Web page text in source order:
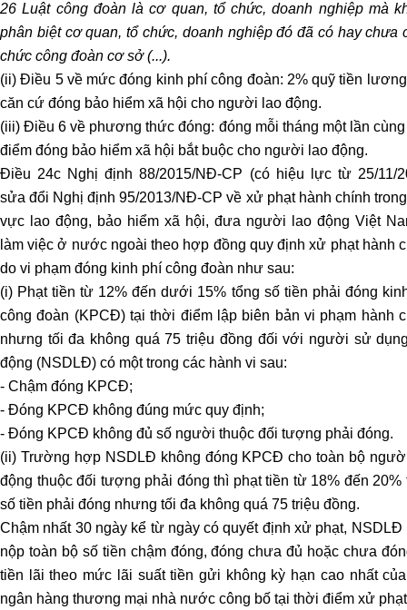
sư
nhà
đất
Giải
quyết
tranh
chấp
đất
đai
Dịch
vụ
hợp
thức
hóa
nhà
đất
Dịch
vụ
đăng
bộ
nhà
đất
Dịch
vụ
chuyển
mục
đích
26 Luật công đoàn là cơ quan, tổ chức, doanh nghiệp mà
phân biệt cơ quan, tổ chức, doanh nghiệp đó đã có hay chưa
chức công đoàn cơ sở (...).
(ii) Điều 5 về mức đóng kinh phí công đoàn: 2% quỹ tiền
căn cứ đóng bảo hiểm xã hội cho người lao động.
(iii) Điều 6 về phương thức đóng: đóng mỗi tháng một lần
điểm đóng bảo hiểm xã hội bắt buộc cho người lao động.
Điều 24c Nghị định 88/2015/NĐ-CP (có hiệu lực từ 25/11/
sửa đổi Nghị định 95/2013/NĐ-CP về xử phạt hành chính
vực lao động, bảo hiểm xã hội, đưa người lao động Việt
làm việc ở nước ngoài theo hợp đồng quy định xử phạt hành
do vi phạm đóng kinh phí công đoàn như sau:
(i) Phạt tiền từ 12% đến dưới 15% tổng số tiền phải đóng
công đoàn (KPCĐ) tại thời điểm lập biên bản vi phạm hành
nhưng tối đa không quá 75 triệu đồng đối với người sử
động (NSDLĐ) có một trong các hành vi sau:
- Chậm đóng KPCĐ;
- Đóng KPCĐ không đúng mức quy định;
- Đóng KPCĐ không đủ số người thuộc đối tượng phải đóng.
(ii) Trường hợp NSDLĐ không đóng KPCĐ cho toàn bộ
động thuộc đối tượng phải đóng thì phạt tiền từ 18% đến 20%
số tiền phải đóng nhưng tối đa không quá 75 triệu đồng.
Chậm nhất 30 ngày kể từ ngày có quyết định xử phạt, NSDLĐ
nộp toàn bộ số tiền chậm đóng, đóng chưa đủ hoặc chưa
tiền lãi theo mức lãi suất tiền gửi không kỳ hạn cao nhất
ngân hàng thương mại nhà nước công bố tại thời điểm xử phạt